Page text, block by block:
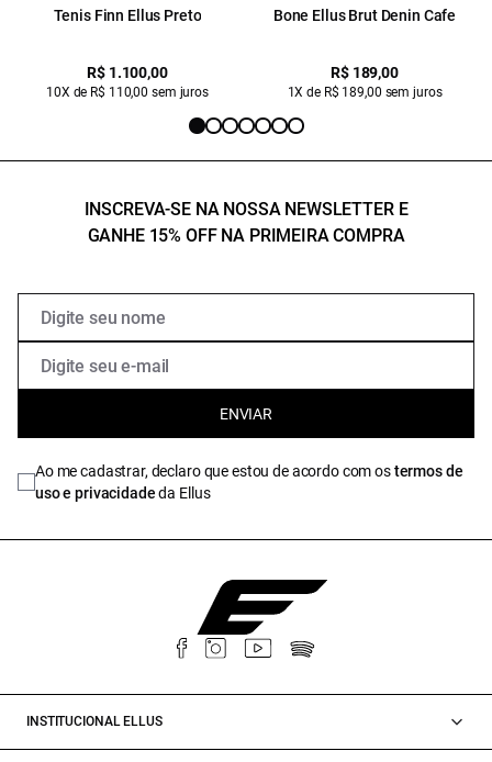
Tenis Finn Ellus Preto
R$ 1.100,00
10X de R$ 110,00 sem juros
Bone Ellus Brut Denin Cafe
R$ 189,00
1X de R$ 189,00 sem juros
INSCREVA-SE NA NOSSA NEWSLETTER E
GANHE 15% OFF NA PRIMEIRA COMPRA
ENVIAR
Ao me cadastrar, declaro que estou de acordo com ostermos de
uso e privacidadeda Ellus
INSTITUCIONAL ELLUS